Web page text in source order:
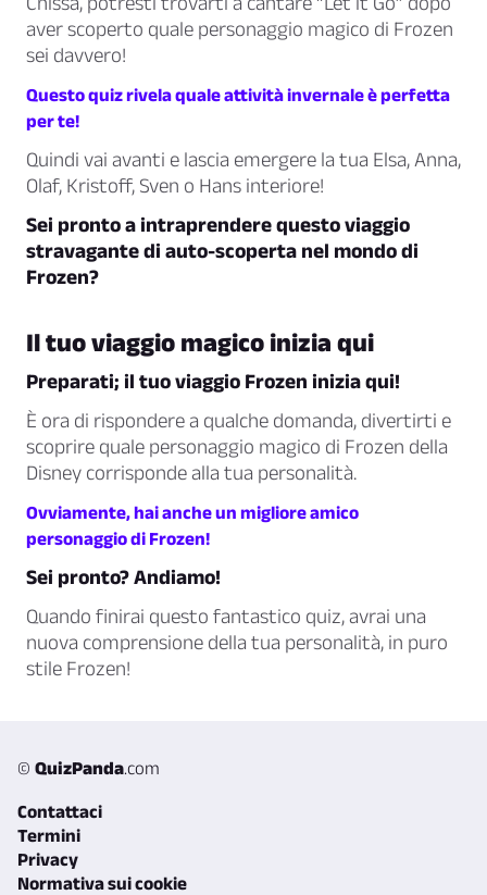
aver scoperto quale personaggio magico di Frozen
sei davvero!
Questo quiz rivela quale attività invernale è perfetta
per te!
Quindi vai avanti e lascia emergere la tua Elsa, Anna,
Olaf, Kristoff, Sven o Hans interiore!
Sei pronto a intraprendere questo viaggio
stravagante di auto-scoperta nel mondo di
Frozen?
Il tuo viaggio magico inizia qui
Preparati; il tuo viaggio Frozen inizia qui!
È ora di rispondere a qualche domanda, divertirti e
scoprire quale personaggio magico di Frozen della
Disney corrisponde alla tua personalità.
Ovviamente, hai anche un migliore amico
personaggio di Frozen!
Sei pronto? Andiamo!
Quando finirai questo fantastico quiz, avrai una
nuova comprensione della tua personalità, in puro
stile Frozen!
© QuizPanda.com
Contattaci
Termini
Privacy
Normativa sui cookie